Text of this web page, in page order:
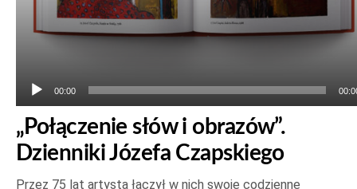
00:00
„Połączenie słów i obrazów”.
Dzienniki Józefa Czapskiego
Przez 75 lat artysta łączył w nich swoje codzienne